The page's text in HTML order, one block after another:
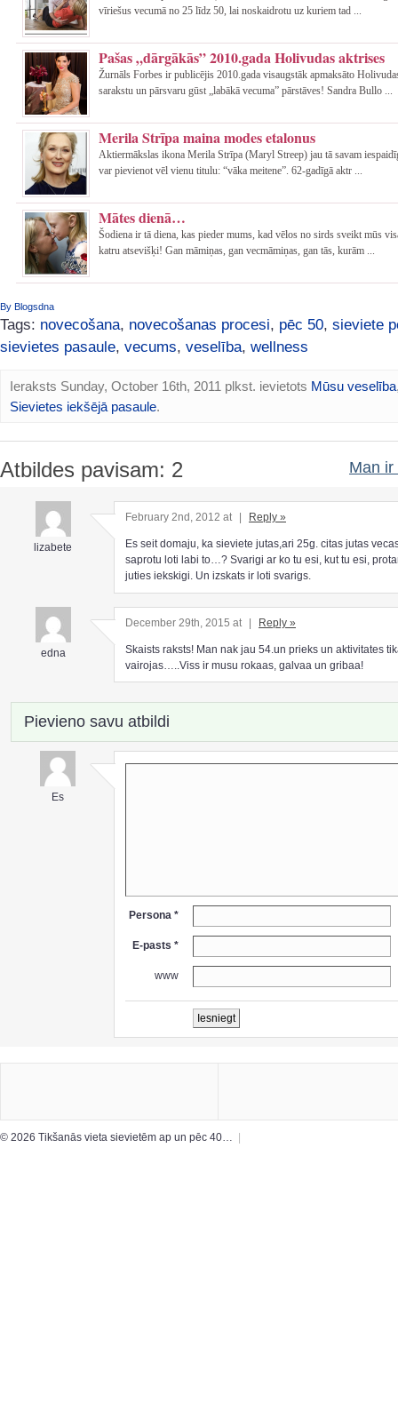
vīriešus vecumā no 25 līdz 50, lai noskaidrotu uz kuriem tad ...
Pašas „dārgākās” 2010.gada Holivudas aktrises
Žurnāls Forbes ir publicējis 2010.gada visaugstāk apmaksāto
sarakstu un pārsvaru gūst „labākā vecuma” pārstāves! Sandra Bullo ...
Merila Strīpa maina modes etalonus
Aktiermākslas ikona Merila Strīpa (Maryl Streep) jau tā savam
var pievienot vēl vienu titulu: “vāka meitene”. 62-gadīgā aktr ...
Mātes dienā…
Šodiena ir tā diena, kas pieder mums, kad vēlos no sirds sveikt mūs
katru atsevišķi! Gan māmiņas, gan vecmāmiņas, gan tās, kurām ...
By Blogsdna
Tags: novecošana, novecošanas procesi, pēc 50, sieviete
sievietes pasaule, vecums, veselība, wellness
Ieraksts Sunday, October 16th, 2011 plkst. ievietots Mūsu veselība
Sievietes iekšējā pasaule.
Atbildes pavisam: 2 Man ir
lizabete
February 2nd, 2012 at Reply »
Es seit domaju, ka sieviete jutas,ari 25g. citas jutas
saprotu loti labi to…? Svarigi ar ko tu esi, kut tu esi,
juties iekskigi. Un izskats ir loti svarigs.
edna
December 29th, 2015 at | Reply »
Skaists raksts! Man nak jau 54.un prieks un aktivitates
vairojas…..Viss ir musu rokaas, galvaa un gribaa!
Pievieno savu atbildi
Es
Persona *
E-pasts *
www
© 2026 Tikšanās vieta sievietēm ap un pēc 40…